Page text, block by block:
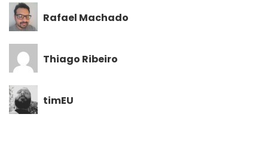
Rafael Machado
Thiago Ribeiro
timEU